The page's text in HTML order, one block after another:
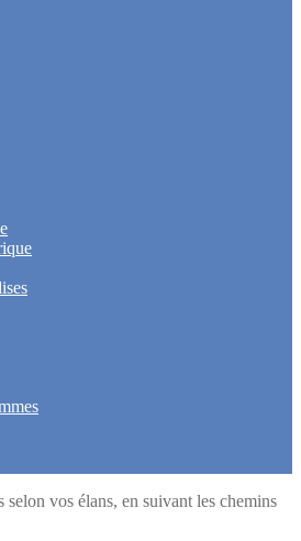
selon vos élans, en suivant les chemins